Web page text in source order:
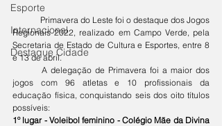
Esporte
Internacional
Destaque Cidade
Regionais 2022, realizado em Campo Verde, pela
Secretaria de Estado de Cultura e Esportes, entre 8
e 13 de abril.
jogos com 96 atletas e 10 profissionais da
educação física, conquistando seis dos oito títulos
possíveis:
1º lugar - Voleibol feminino - Colégio Mãe da Divina